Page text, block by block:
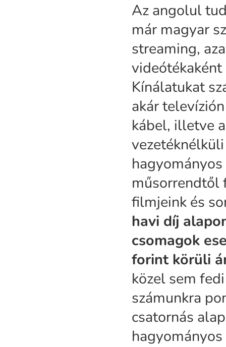
Az angolul
már magyar
streaming,
Kínálatukat
akár
kábel, illetve
műsorrendtől
filmjeink és
havi díj
csomagok
forint körüli
közel sem
számunkra
csatornás